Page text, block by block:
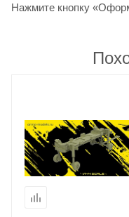
Нажмите кнопку